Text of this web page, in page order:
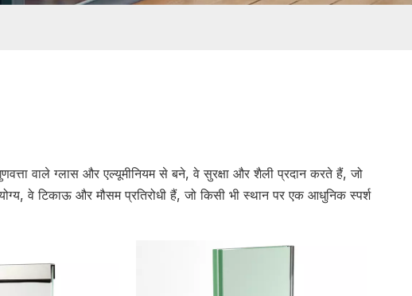
वाले ग्लास और एल्यूमीनियम से बने, वे सुरक्षा और शैली प्रदान करते हैं, जो
वे टिकाऊ और मौसम प्रतिरोधी हैं, जो किसी भी स्थान पर एक आधुनिक स्पर्श